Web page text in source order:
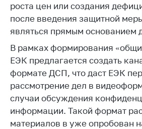
Электронные
обращения
Сообщить о росте
цен на товары
Сообщить о росте
цен на лекарства и
медицинские
изделия
Контакты
роста цен или создания
после введения защитной
являться прямым основанием
В рамках формирования
ЕЭК предлагается создать
формате ДСП, что даст ЕЭК
рассмотрение дел в
случаи обсуждения
информации. Такой формат
материалов в уже опробован